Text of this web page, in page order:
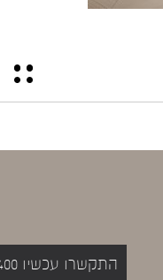
התקשרו עכשיו 052-5535400